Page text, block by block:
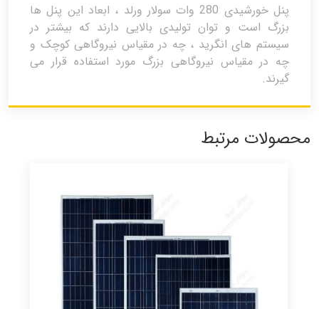
پنل خورشیدی 280 وات سولار ورلد ، ابعاد این پنل ها
بزرگ است و توان تولیدی بالایی دارند که بیشتر در
سیستم های انگرید ، چه در مقیاس نیروگاهی کوچک و
چه در مقیاس نیروگاهی بزرگ مورد استفاده قرار می
گیرند.
محصولات مرتبط